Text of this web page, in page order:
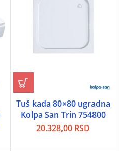
Tuš kada 80×80 ugradna
Kolpa San Trin 754800
20.328,00 RSD